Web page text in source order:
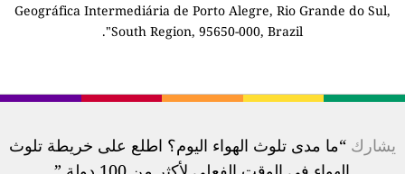
Geográfica Intermediária de Porto Alegre, Rio Grande do Sul,
South Region, 95650-000, Brazil".
يشارك“ما مدى تلوث الهواء اليوم؟ اطلع على خريطة تلوث